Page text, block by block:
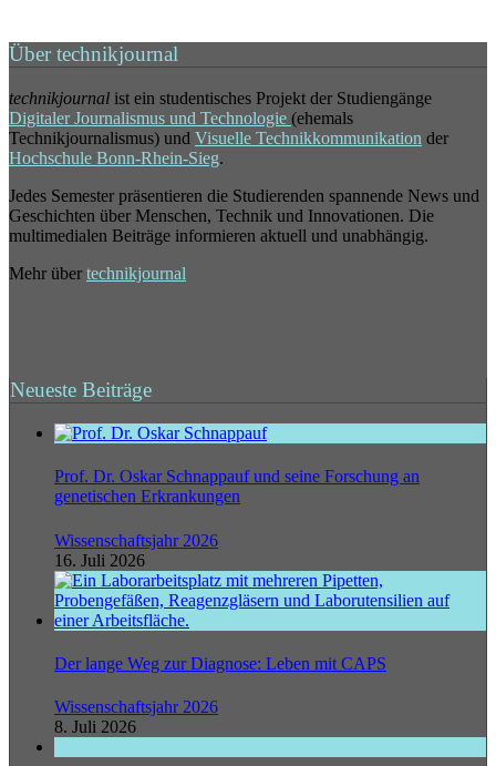
Über technikjournal
technikjournal ist ein studentisches Projekt der Studiengänge
Digitaler Journalismus und Technologie (ehemals
Technikjournalismus) und Visuelle Technikkommunikation der
Hochschule Bonn-Rhein-Sieg.
Jedes Semester präsentieren die Studierenden spannende News und
Geschichten über Menschen, Technik und Innovationen. Die
multimedialen Beiträge informieren aktuell und unabhängig.
Mehr über technikjournal
Neueste Beiträge
Prof. Dr. Oskar Schnappauf und seine Forschung an
genetischen Erkrankungen
Wissenschaftsjahr 2026
16. Juli 2026
Der lange Weg zur Diagnose: Leben mit CAPS
Wissenschaftsjahr 2026
8. Juli 2026